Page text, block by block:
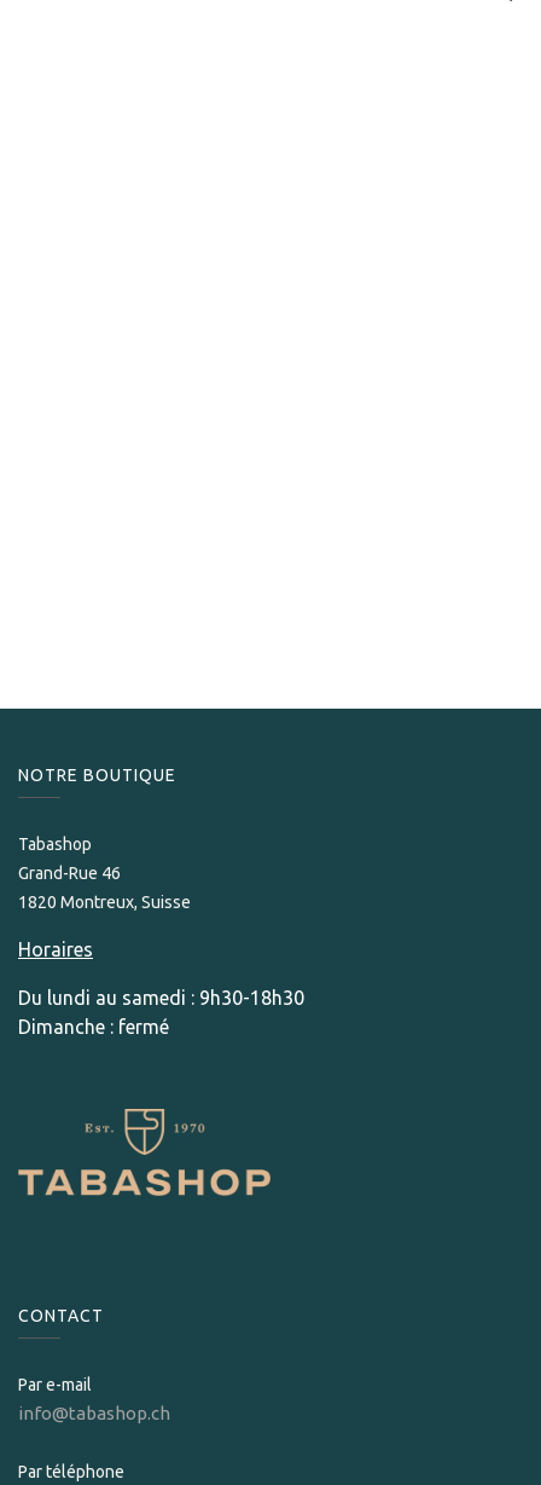
NOTRE BOUTIQUE
Tabashop
Grand-Rue 46
1820 Montreux, Suisse
Horaires
Du lundi au samedi : 9h30-18h30
Dimanche : fermé
CONTACT
Par e-mail
info@tabashop.ch
Par téléphone